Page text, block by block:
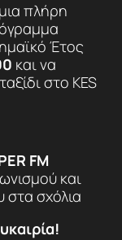
πλήρη
Έτος
και να
στο KES
FM
και
στα σχόλια